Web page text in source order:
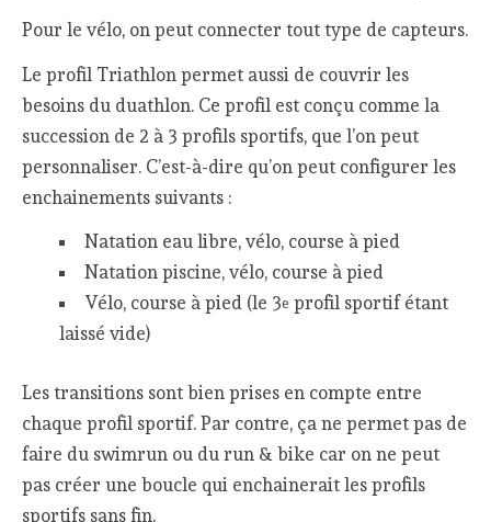
Pour le vélo, on peut connecter tout type de capteurs.
Le profil Triathlon permet aussi de couvrir les
besoins du duathlon. Ce profil est conçu comme la
succession de 2 à 3 profils sportifs, que l’on peut
personnaliser. C’est-à-dire qu’on peut configurer les
enchainements suivants :
Natation eau libre, vélo, course à pied
Natation piscine, vélo, course à pied
Vélo, course à pied (le 3e profil sportif étant
laissé vide)
Les transitions sont bien prises en compte entre
chaque profil sportif. Par contre, ça ne permet pas de
faire du swimrun ou du run & bike car on ne peut
pas créer une boucle qui enchainerait les profils
sportifs sans fin.